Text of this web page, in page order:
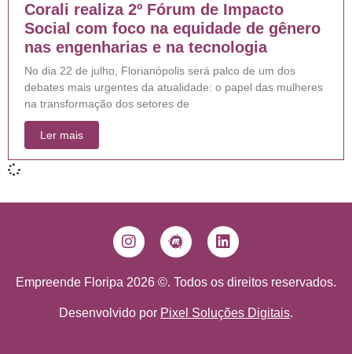
Corali realiza 2º Fórum de Impacto
Social com foco na equidade de gênero
nas engenharias e na tecnologia
No dia 22 de julho, Florianópolis será palco de um dos
debates mais urgentes da atualidade: o papel das mulheres
na transformação dos setores de
Ler mais
Empreende Floripa 2026 ©. Todos os direitos reservados.
Desenvolvido por Pixel Soluções Digitais.